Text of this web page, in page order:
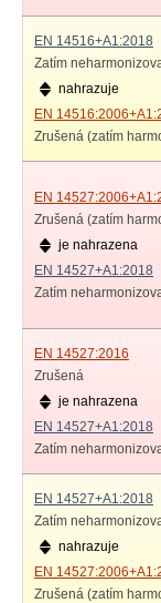
EN 14516+A1:2018
Zatím
nahrazuje
EN
Zrušená (zatím
EN
Zrušená (zatím
je nahrazena
EN 14527+A1:2018
Zatím
EN 14527:2016
Zrušená
je nahrazena
EN 14527+A1:2018
Zatím
EN 14527+A1:2018
Zatím
nahrazuje
EN
Zrušená (zatím